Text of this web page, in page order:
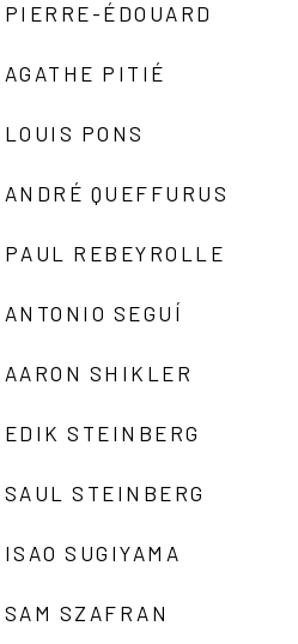
PIERRE-ÉDOUARD
AGATHE PITIÉ
LOUIS PONS
ANDRÉ QUEFFURUS
PAUL REBEYROLLE
ANTONIO SEGUÍ
AARON SHIKLER
EDIK STEINBERG
SAUL STEINBERG
ISAO SUGIYAMA
SAM SZAFRAN